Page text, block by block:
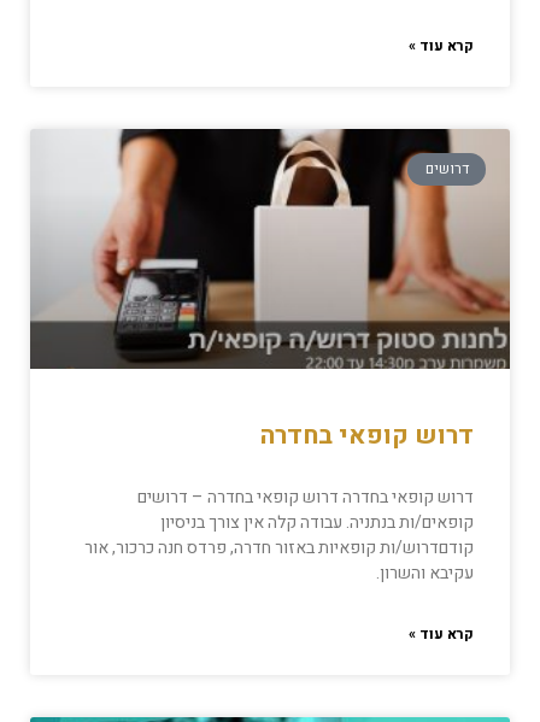
קרא עוד »
דרושים
דרוש קופאי בחדרה
דרוש קופאי בחדרה דרוש קופאי בחדרה – דרושים
קופאים/ות בנתניה. עבודה קלה אין צורך בניסיון
קודםדרוש/ות קופאיות באזור חדרה, פרדס חנה כרכור, אור
עקיבא והשרון.
קרא עוד »